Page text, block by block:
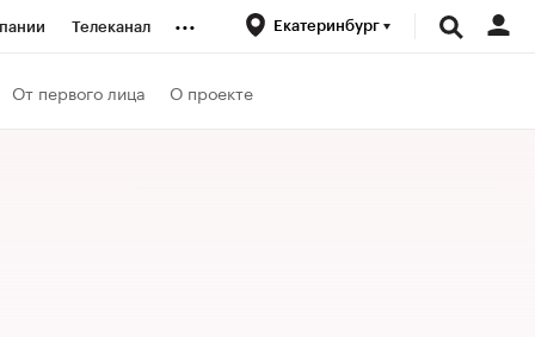
Телеканал ... Екатеринбург
От первого лица О проекте